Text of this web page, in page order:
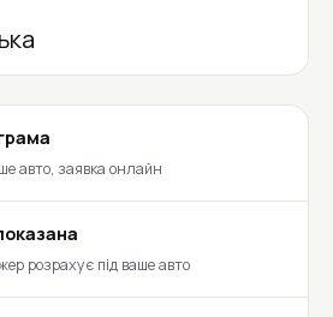
авто, заявка онлайн
розрахує під ваше авто